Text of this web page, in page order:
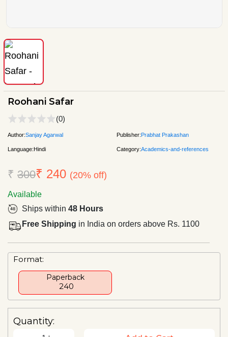
Roohani Safar
(0)
Author:Sanjay Agarwal Publisher:Prabhat Prakashan
Language:Hindi Category:Academics-and-references
₹ 300₹ 240 (20% off)
Available
Ships within 48 Hours
Free Shipping in India on orders above Rs. 1100
Format:
Paperback
₹ 240
Quantity: